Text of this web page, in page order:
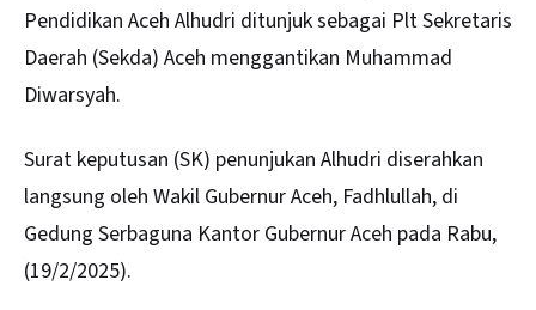
Pendidikan Aceh Alhudri ditunjuk sebagai Plt Sekretaris
Daerah (Sekda) Aceh menggantikan Muhammad
Diwarsyah.
Surat keputusan (SK) penunjukan Alhudri diserahkan
langsung oleh Wakil Gubernur Aceh, Fadhlullah, di
Gedung Serbaguna Kantor Gubernur Aceh pada Rabu,
(19/2/2025).